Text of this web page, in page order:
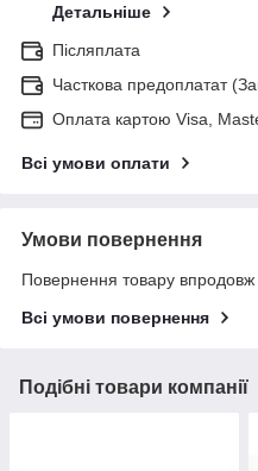
Детальніше
Післяплата
Часткова предоплатат
Оплата картою Visa,
Всі умови оплати
Умови повернення
Повернення товару впродовж
Всі умови повернення
Подібні товари компанії